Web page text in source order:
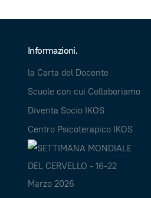
Informazioni.
la Carta del Docente
Scuole con cui Collaboriamo
Diventa Socio IKOS
Centro Psicoterapico IKOS